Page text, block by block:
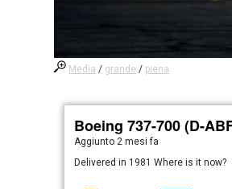
Media / grande / piena
Boeing 737-700 (D-
Aggiunto2 mesi fa
Delivered in 1981 Where is it now?